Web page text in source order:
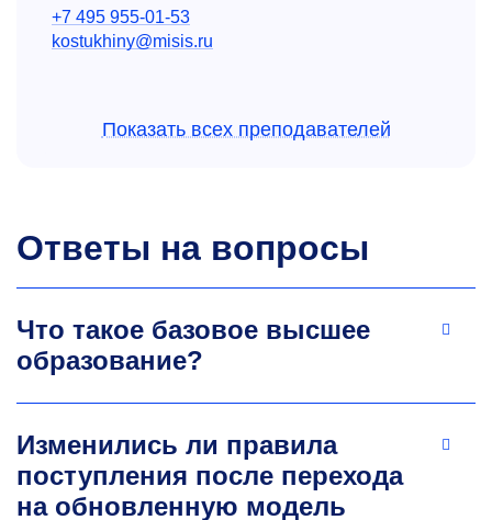
+7 495 955-01-53
kostukhiny@misis.ru
Олег Викторович Кондраков
промышленного менеджмента
Специалист по обеспечению устойчивости
управление промышленными системами.
kondrakov.ov@misis.ru
Показать всех преподавателей
Ответы на вопросы
Что такое базовое высшее
образование?
Изменились ли правила
поступления после перехода
на обновленную модель